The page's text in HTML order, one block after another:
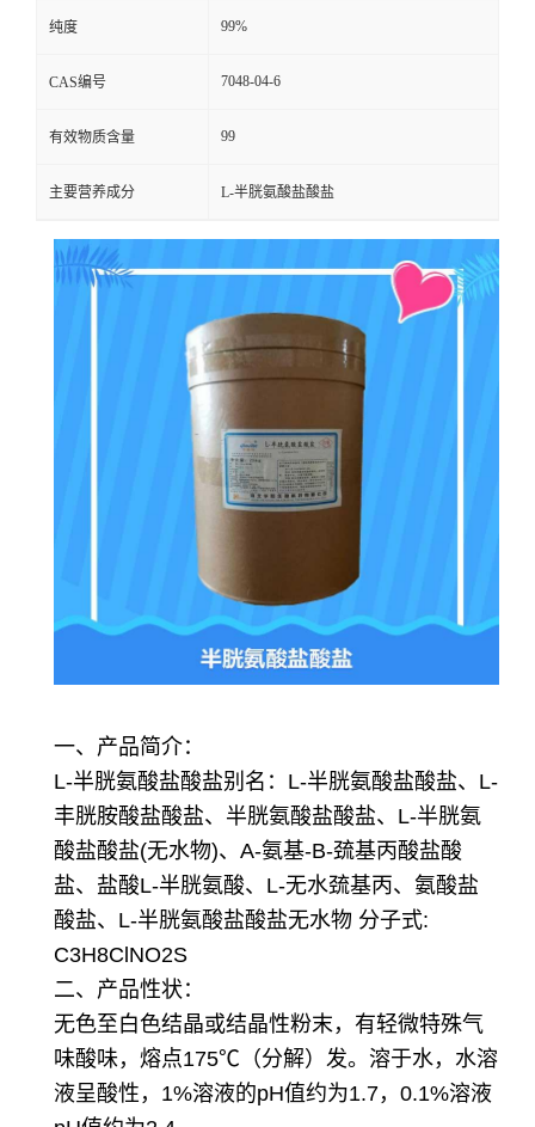
纯度 99%
CAS编号 7048-04-6
有效物质含量 99
主要营养成分 L-半胱氨酸盐酸盐
一、产品简介：
L-半胱氨酸盐酸盐别名：L-半胱氨酸盐酸盐、L-
丰胱胺酸盐酸盐、半胱氨酸盐酸盐、L-半胱氨
酸盐酸盐(无水物)、Α-氨基-Β-巯基丙酸盐酸
盐、盐酸L-半胱氨酸、L-无水巯基丙、氨酸盐
酸盐、L-半胱氨酸盐酸盐无水物 分子式:
C3H8ClNO2S
二、产品性状：
无色至白色结晶或结晶性粉末，有轻微特殊气
味酸味，熔点175℃（分解）发。溶于水，水溶
液呈酸性，1%溶液的pH值约为1.7，0.1%溶液